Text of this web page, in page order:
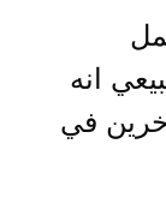
انه
في